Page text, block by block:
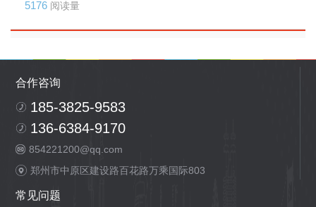
5176 阅读量
合作咨询
185-3825-9583
136-6384-9170
854221200@qq.com
郑州市中原区建设路百花路万乘国际803
常见问题